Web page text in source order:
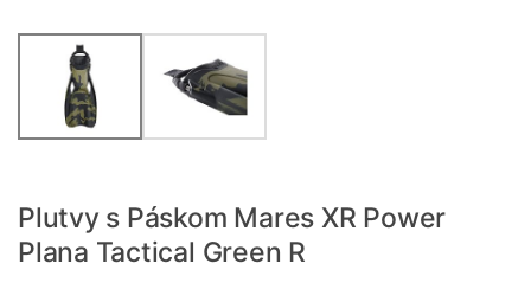
Plutvy s Páskom Mares XR Power
Plana Tactical Green R